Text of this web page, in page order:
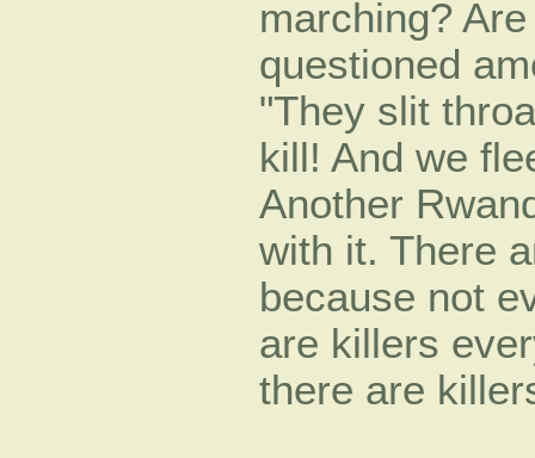
marching?
questioned
"They slit
kill! And we
Another
with it. There
because not
are killers
there are